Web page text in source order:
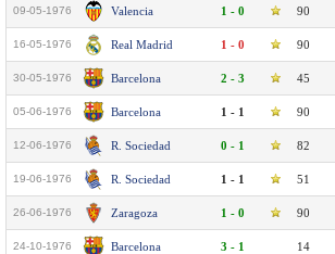
09-05-1976 Valencia 1 - 0 90
16-05-1976 Real Madrid 1 - 0 90
30-05-1976 Barcelona 2 - 3 45
05-06-1976 Barcelona 1 - 1 90
12-06-1976 R. Sociedad 0 - 1 82
19-06-1976 R. Sociedad 1 - 1 51
26-06-1976 Zaragoza 1 - 0 90
24-10-1976 Barcelona 3 - 1 14